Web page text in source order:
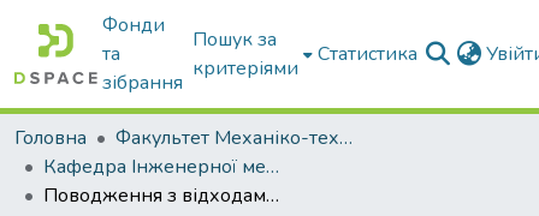
Фонди
та
зібрання
Пошук за
критеріями
Статистика
Головна
Факультет Механіко-технологічний
Кафедра Інженерної механіки та комп'ютерного проектування
Поводження з відходами гальванічного виробництва шляхом виготовлення вогнетривів